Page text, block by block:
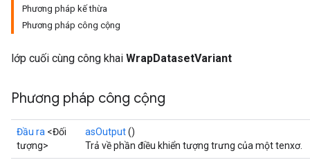
Phương pháp kế thừa
Phương pháp công cộng
lớp cuối cùng công khai WrapDatasetVariant
Phương pháp công cộng
Đầu ra <Đối
tượng>
asOutput()
Trả về phần điều khiển tượng trưng của một tenxơ.